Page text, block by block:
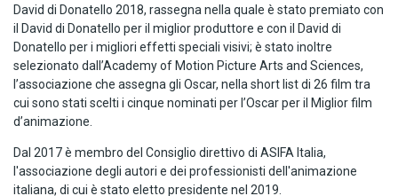
David di Donatello 2018, rassegna nella quale è stato premiato con
il David di Donatello per il miglior produttore e con il David di
Donatello per i migliori effetti speciali visivi; è stato inoltre
selezionato dall’Academy of Motion Picture Arts and Sciences,
l’associazione che assegna gli Oscar, nella short list di 26 film tra
cui sono stati scelti i cinque nominati per l’Oscar per il Miglior film
d’animazione.
Dal 2017 è membro del Consiglio direttivo di ASIFA Italia,
l'associazione degli autori e dei professionisti dell'animazione
italiana, di cui è stato eletto presidente nel 2019.